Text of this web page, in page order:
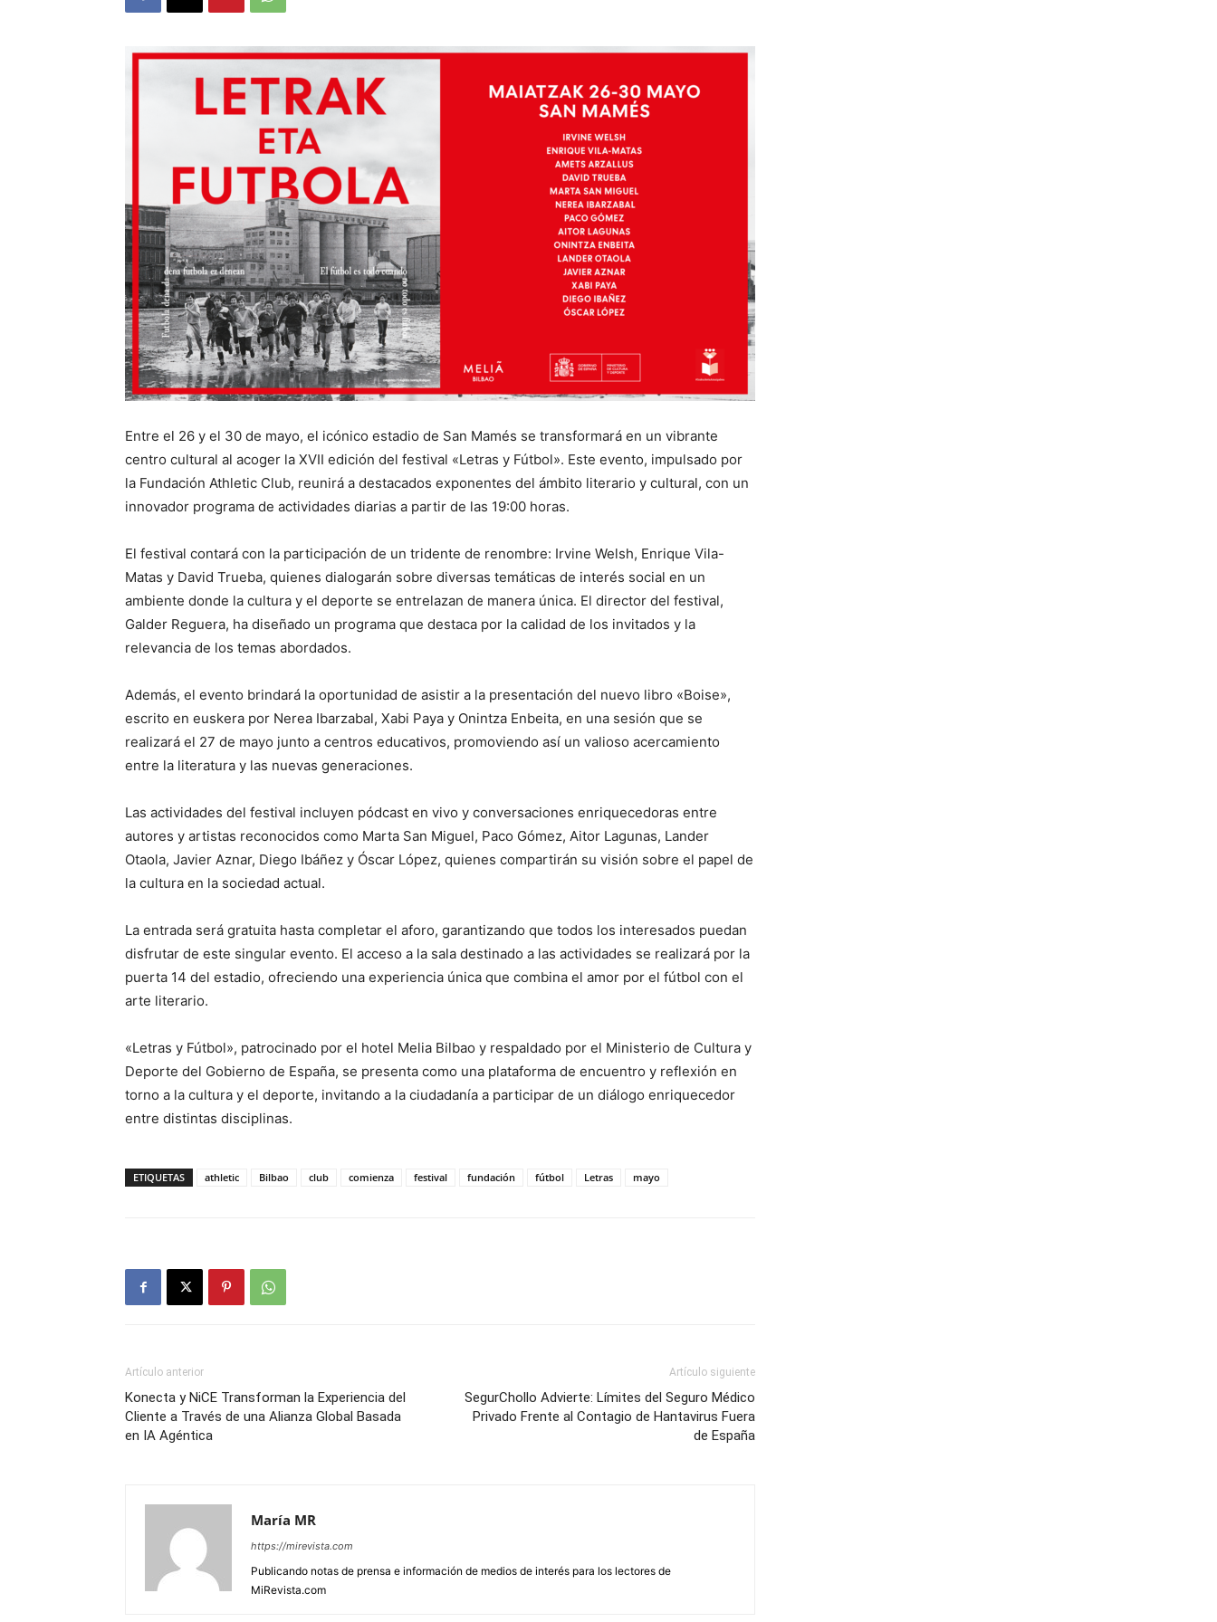
Entre el 26 y el 30 de mayo, el icónico estadio de San Mamés se transformará en un vibrante
centro cultural al acoger la XVII edición del festival «Letras y Fútbol». Este evento, impulsado por
la Fundación Athletic Club, reunirá a destacados exponentes del ámbito literario y cultural, con un
innovador programa de actividades diarias a partir de las 19:00 horas.
El festival contará con la participación de un tridente de renombre: Irvine Welsh, Enrique Vila-
Matas y David Trueba, quienes dialogarán sobre diversas temáticas de interés social en un
ambiente donde la cultura y el deporte se entrelazan de manera única. El director del festival,
Galder Reguera, ha diseñado un programa que destaca por la calidad de los invitados y la
relevancia de los temas abordados.
Además, el evento brindará la oportunidad de asistir a la presentación del nuevo libro «Boise»,
escrito en euskera por Nerea Ibarzabal, Xabi Paya y Onintza Enbeita, en una sesión que se
realizará el 27 de mayo junto a centros educativos, promoviendo así un valioso acercamiento
entre la literatura y las nuevas generaciones.
Las actividades del festival incluyen pódcast en vivo y conversaciones enriquecedoras entre
autores y artistas reconocidos como Marta San Miguel, Paco Gómez, Aitor Lagunas, Lander
Otaola, Javier Aznar, Diego Ibáñez y Óscar López, quienes compartirán su visión sobre el papel de
la cultura en la sociedad actual.
La entrada será gratuita hasta completar el aforo, garantizando que todos los interesados puedan
disfrutar de este singular evento. El acceso a la sala destinado a las actividades se realizará por la
puerta 14 del estadio, ofreciendo una experiencia única que combina el amor por el fútbol con el
arte literario.
«Letras y Fútbol», patrocinado por el hotel Melia Bilbao y respaldado por el Ministerio de Cultura y
Deporte del Gobierno de España, se presenta como una plataforma de encuentro y reflexión en
torno a la cultura y el deporte, invitando a la ciudadanía a participar de un diálogo enriquecedor
entre distintas disciplinas.
ETIQUETAS athletic Bilbao club comienza festival fundación fútbol Letras mayo
Artículo anterior
Konecta y NiCE Transforman la Experiencia del
Cliente a Través de una Alianza Global Basada
en IA Agéntica
Artículo siguiente
SegurChollo Advierte: Límites del Seguro Médico
Privado Frente al Contagio de Hantavirus Fuera
de España
María MR
https://mirevista.com
Publicando notas de prensa e información de medios de interés para los lectores de
MiRevista.com